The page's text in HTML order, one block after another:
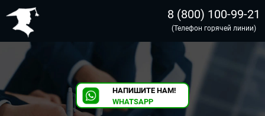
8 (800) 100-99-21
(Телефон горячей линии)
НАПИШИТЕ НАМ!
WHATSAPP